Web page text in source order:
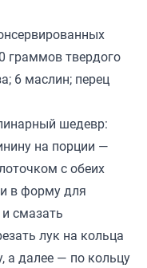
граммов твердого
6 маслин; перец
шедевр:
на порции —
с обеих
в форму для
смазать
лук на кольца
а далее — по кольцу